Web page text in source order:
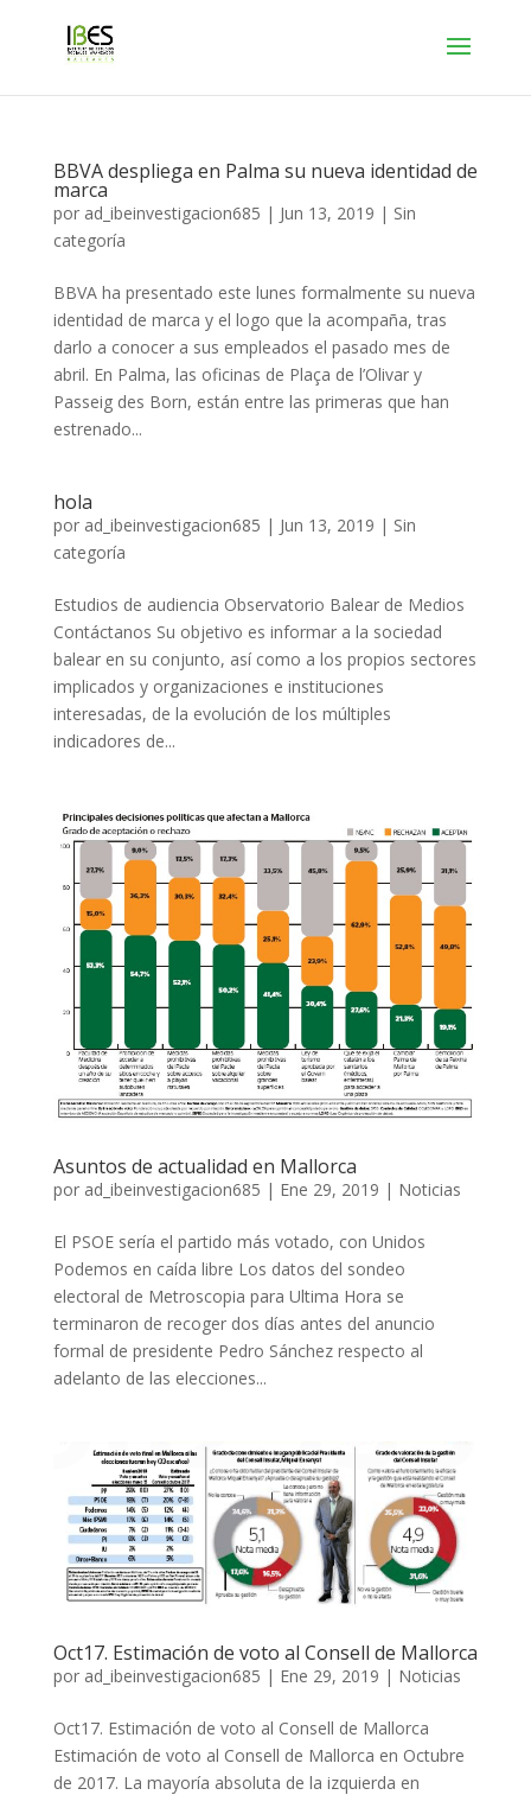
BBVA despliega en Palma su nueva identidad de
marca
por ad_ibeinvestigacion685 | Jun 13, 2019 | Sin
categoría
BBVA ha presentado este lunes formalmente su nueva
identidad de marca y el logo que la acompaña, tras
darlo a conocer a sus empleados el pasado mes de
abril. En Palma, las oficinas de Plaça de l’Olivar y
Passeig des Born, están entre las primeras que han
estrenado...
hola
por ad_ibeinvestigacion685 | Jun 13, 2019 | Sin
categoría
Estudios de audiencia Observatorio Balear de Medios
Contáctanos Su objetivo es informar a la sociedad
balear en su conjunto, así como a los propios sectores
implicados y organizaciones e instituciones
interesadas, de la evolución de los múltiples
indicadores de...
Asuntos de actualidad en Mallorca
por ad_ibeinvestigacion685 | Ene 29, 2019 | Noticias
El PSOE sería el partido más votado, con Unidos
Podemos en caída libre Los datos del sondeo
electoral de Metroscopia para Ultima Hora se
terminaron de recoger dos días antes del anuncio
formal de presidente Pedro Sánchez respecto al
adelanto de las elecciones...
Oct17. Estimación de voto al Consell de Mallorca
por ad_ibeinvestigacion685 | Ene 29, 2019 | Noticias
Oct17. Estimación de voto al Consell de Mallorca
Estimación de voto al Consell de Mallorca en Octubre
de 2017. La mayoría absoluta de la izquierda en